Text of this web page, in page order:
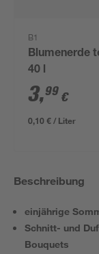
B1
Blumenerde
40 l
3,99 €
0,10 € / Liter
Beschreibung
einjährige
Schnitt- und
Bouquets